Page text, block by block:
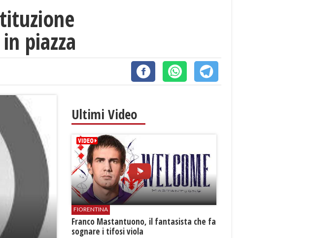
piazza
Ultimi Video
FIORENTINA
Franco Mastantuono, il fantasista che fa
sognare i tifosi viola